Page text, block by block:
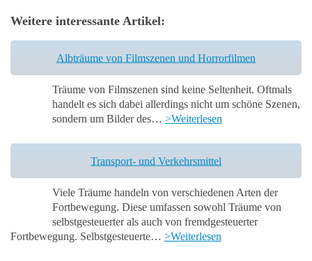
Weitere interessante Artikel:
Albträume von Filmszenen und Horrorfilmen
Träume von Filmszenen sind keine Seltenheit. Oftmals
handelt es sich dabei allerdings nicht um schöne Szenen,
sondern um Bilder des… >Weiterlesen
Transport- und Verkehrsmittel
Viele Träume handeln von verschiedenen Arten der
Fortbewegung. Diese umfassen sowohl Träume von
selbstgesteuerter als auch von fremdgesteuerter
Fortbewegung. Selbstgesteuerte… >Weiterlesen